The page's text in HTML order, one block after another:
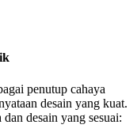
penutup cahaya
desain yang kuat.
desain yang sesuai: